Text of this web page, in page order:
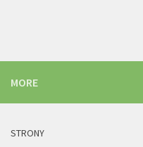
MORE
STRONY